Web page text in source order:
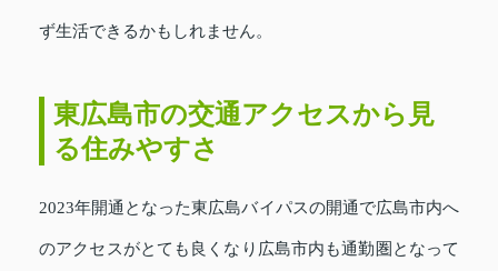
ず生活できるかもしれません。
東広島市の交通アクセスから見
る住みやすさ
2023年開通となった東広島バイパスの開通で広島市内へ
のアクセスがとても良くなり広島市内も通勤圏となって